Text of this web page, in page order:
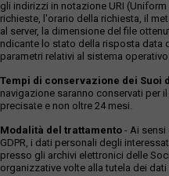
gli indirizzi in notazione URI
richieste, l'orario della richiesta, il
al server, la dimensione del file
ndicante lo stato della risposta data
parametri relativi al sistema
Tempi di conservazione dei Suoi
navigazione saranno conservati per
precisate e non oltre 24 mesi.
Modalità del trattamento - Ai sensi
GDPR, i dati personali degli
presso gli archivi elettronici delle
organizzative volte alla tutela dei